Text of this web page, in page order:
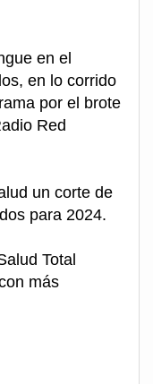
en el
en lo corrido
por el brote
Red
un corte de
para 2024.
Total
más